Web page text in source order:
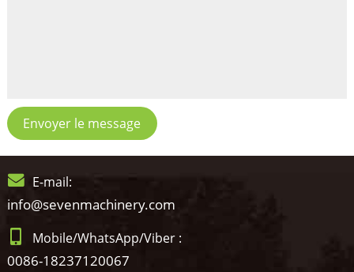
Envoyer le message
E-mail:
info@sevenmachinery.com
Mobile/WhatsApp/Viber :
0086-18237120067